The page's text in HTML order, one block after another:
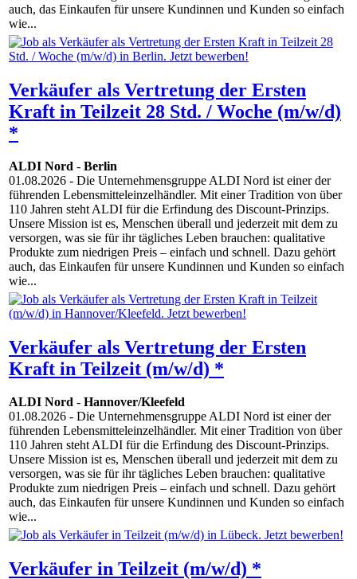
auch, das Einkaufen für unsere Kundinnen und Kunden so einfach
wie...
Verkäufer als Vertretung der Ersten
Kraft in Teilzeit 28 Std. / Woche (m/w/d)
*
ALDI Nord - Berlin
01.08.2026 - Die Unternehmensgruppe ALDI Nord ist einer der
führenden Lebensmitteleinzelhändler. Mit einer Tradition von über
110 Jahren steht ALDI für die Erfindung des Discount-Prinzips.
Unsere Mission ist es, Menschen überall und jederzeit mit dem zu
versorgen, was sie für ihr tägliches Leben brauchen: qualitative
Produkte zum niedrigen Preis – einfach und schnell. Dazu gehört
auch, das Einkaufen für unsere Kundinnen und Kunden so einfach
wie...
Verkäufer als Vertretung der Ersten
Kraft in Teilzeit (m/w/d) *
ALDI Nord - Hannover/Kleefeld
01.08.2026 - Die Unternehmensgruppe ALDI Nord ist einer der
führenden Lebensmitteleinzelhändler. Mit einer Tradition von über
110 Jahren steht ALDI für die Erfindung des Discount-Prinzips.
Unsere Mission ist es, Menschen überall und jederzeit mit dem zu
versorgen, was sie für ihr tägliches Leben brauchen: qualitative
Produkte zum niedrigen Preis – einfach und schnell. Dazu gehört
auch, das Einkaufen für unsere Kundinnen und Kunden so einfach
wie...
Verkäufer in Teilzeit (m/w/d) *